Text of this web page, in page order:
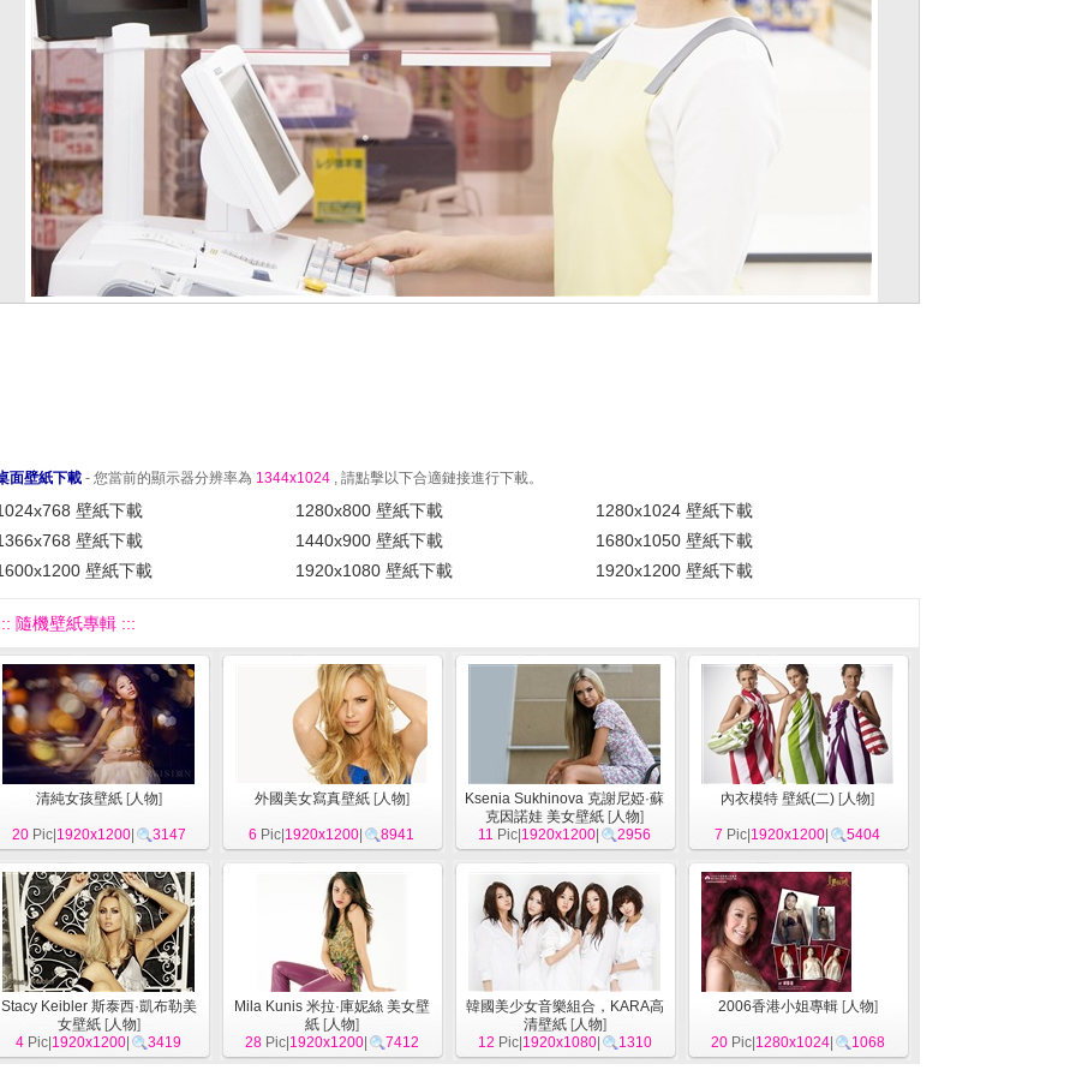
面壁紙下載 - 您當前的顯示器分辨率為 1344x1024 , 請點擊以下合適鏈接進行下載。
壁紙下載 1280x800 壁紙下載
1280x1024 壁紙下載
壁紙下載
1440x900 壁紙下載
1680x1050 壁紙下載
壁紙下載
1920x1080 壁紙下載 1920x1200 壁紙下載
隨機壁紙專輯 :::
清純女孩壁紙[人物]
20Pic| 1920x1200| 3147
外國美女寫真壁紙[人物]
6 Pic| 1920x1200 8941
Ksenia Sukhinova 克謝尼婭·蘇
克因諾娃 美女壁紙 [人物]
11 Pic| 1920x1200 2956
內衣模特 壁紙(二) [人物]
7 Pic| 1920x1200 5404
Stacy Keibler 斯泰西·凱布勒美
女壁紙[人物]
4 Pic| 1920x1200 3419
Mila Kunis 米拉·庫妮絲 美女壁
紙[人物]
28Pic| 1920x1200| 7412
韓國美少女音樂組合，KARA高
清壁紙[人物]
12 Pic| 1920x1080| 1310
2006香港小姐專輯[人物]
20Pic| 1280x1024| 1068